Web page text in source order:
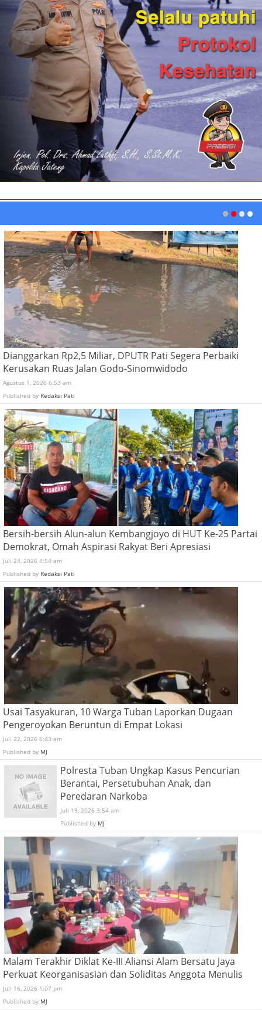
Dianggarkan Rp2,5 Miliar, DPUTR Pati Segera Perbaiki
Kerusakan Ruas Jalan Godo-Sinomwidodo
Agustus 1, 2026 6:53 am
Published by Redaksi Pati
Bersih-bersih Alun-alun Kembangjoyo di HUT Ke-25 Partai
Demokrat, Omah Aspirasi Rakyat Beri Apresiasi
Juli 24, 2026 4:54 am
Published by Redaksi Pati
Usai Tasyakuran, 10 Warga Tuban Laporkan Dugaan
Pengeroyokan Beruntun di Empat Lokasi
Juli 22, 2026 6:43 am
Published by MJ
Polresta Tuban Ungkap Kasus Pencurian
Berantai, Persetubuhan Anak, dan
Peredaran Narkoba
Juli 19, 2026 3:54 am
Published by MJ
Malam Terakhir Diklat Ke-III Aliansi Alam Bersatu Jaya
Perkuat Keorganisasian dan Soliditas Anggota Menulis
Juli 16, 2026 1:07 pm
Published by MJ